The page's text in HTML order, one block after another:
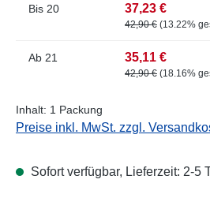
Bis 20 37,23 €
42,90 € (13.22%
Ab 21 35,11 €
42,90 € (18.16%
Inhalt: 1 Packung
Preise inkl. MwSt. zzgl.
Sofort verfügbar, Lieferzeit: 2-5